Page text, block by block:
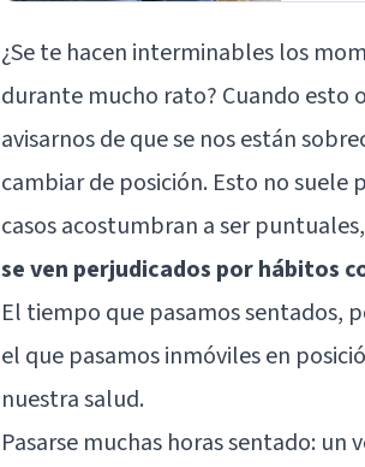
¿Se te hacen interminables los
durante mucho rato? Cuando esto
avisarnos de que se nos están
cambiar de posición. Esto no suele
casos acostumbran a ser
se ven perjudicados por hábitos
El tiempo que pasamos sentados,
el que pasamos inmóviles en
nuestra salud.
Pasarse muchas horas sentado: un